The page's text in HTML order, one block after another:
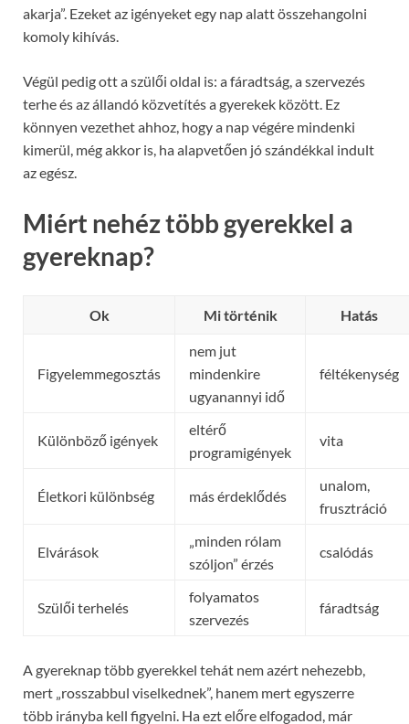
akarja”. Ezeket az igényeket egy nap alatt összehangolni
komoly kihívás.
Végül pedig ott a szülői oldal is: a fáradtság, a szervezés
terhe és az állandó közvetítés a gyerekek között. Ez
könnyen vezethet ahhoz, hogy a nap végére mindenki
kimerül, még akkor is, ha alapvetően jó szándékkal indult
az egész.
Miért nehéz több gyerekkel a
gyereknap?
Ok Mi történik Hatás
Figyelemmegosztás
nem jut
mindenkire
ugyanannyi idő
féltékenység
Különböző igények
eltérő
programigények
vita
Életkori különbség más érdeklődés
unalom,
frusztráció
Elvárások
„minden rólam
szóljon” érzés
csalódás
Szülői terhelés
folyamatos
szervezés
fáradtság
A gyereknap több gyerekkel tehát nem azért nehezebb,
mert „rosszabbul viselkednek”, hanem mert egyszerre
több irányba kell figyelni. Ha ezt előre elfogadod, már